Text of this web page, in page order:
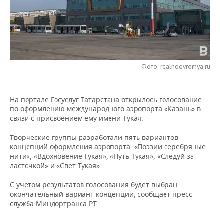
НЕФТЕХИМИЯ
НЕФТЬ
ОПК
РОЗНИЧНАЯ ТОРГОВЛЯ
ТРАНСПОРТ
НОВОСТИ ТЕХНОЛОГИЙ
IT
МЕРОПРИЯТИЯ
НОВОСТИ МЕРОПРИЯТИЙ
ONLINE-КОНФЕРЕНЦИИ
СПОРТ
ХОККЕЙ
ВОЛЕЙБОЛ
ФИГУРНОЕ КАТАНИЕ
ВЛАСТЬ
ИСТОРИЯ
МЕДИЦИНА
СЮЖЕТЫ
СПИСОК ПЕРСОН
ПОЛНАЯ ВЕРСИЯ
Фото: realnoevremya.ru
На портале Госуслуг Татарстана открылось голосование
по оформлению международного аэропорта «Казань» в
связи с присвоением ему имени Тукая.
Творческие группы разработали пять вариантов
концепций оформления аэропорта: «Поэзии серебряные
нити», «Вдохновение Тукая», «Путь Тукая», «Следуй за
ласточкой» и «Свет Тукая».
С учетом результатов голосования будет выбран
окончательный вариант концепции, сообщает пресс-
служба Миндортранса РТ.